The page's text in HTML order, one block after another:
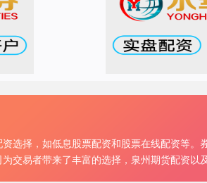
选择，如低息股票配资和股票在线配资等。
交易者带来了丰富的选择，泉州期货配资以